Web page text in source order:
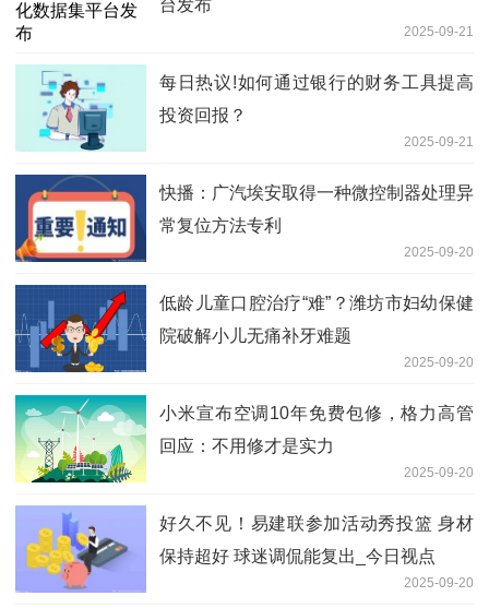
台发布
2025-09-21
每日热议!如何通过银行的财务工具提高
投资回报？
2025-09-21
快播：广汽埃安取得一种微控制器处理异
常复位方法专利
2025-09-20
低龄儿童口腔治疗“难”？潍坊市妇幼保健
院破解小儿无痛补牙难题
2025-09-20
小米宣布空调10年免费包修，格力高管
回应：不用修才是实力
2025-09-20
好久不见！易建联参加活动秀投篮 身材
保持超好 球迷调侃能复出_今日视点
2025-09-20